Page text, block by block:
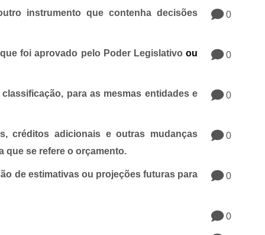
0
instrumento que contenha decisões
0
foi aprovado pelo Poder Legislativoou
0
para as mesmas entidades e
0
créditos adicionais e outras mudanças
que se refere o orçamento.
0
de estimativas ou projeções futuras para
0